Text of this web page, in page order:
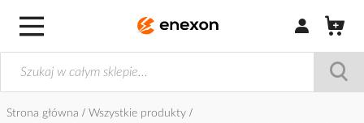
Zaloguj się /
Strona główna
Wszystkie produkty